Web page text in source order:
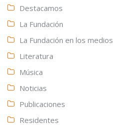
Destacamos
La Fundación
La Fundación en los medios
Literatura
Música
Noticias
Publicaciones
Residentes